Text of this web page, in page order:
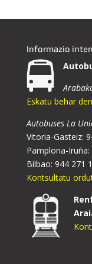
Informazio
Eskatu behar
Autobuses La
Vitoria-Gasteiz:
Pamplona-
Bilbao: 944 271
Kontsultatu